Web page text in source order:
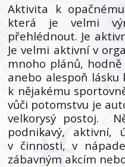
Aktivita k
která je velmi
přehlédnout. Je
Je velmi aktivní v
mnoho plánů,
anebo alespoň
k nějakému
vůči potomstvu je
velkorysý postoj.
podnikavý, aktivní,
v činnosti, v
zábavným akcím